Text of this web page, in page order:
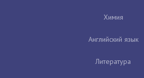
Химия
Английский язык
Литература